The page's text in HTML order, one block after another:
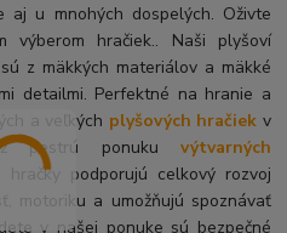
u mnohých dospelých. Oživte
hračiek.. Naši plyšoví
z mäkkých materiálov a mäkké
detailmi. Perfektné na hranie a
a veľkých plyšových hračiek v
pestrú ponuku výtvarných
hračky podporujú celkový rozvoj
motoriku a umožňujú spoznávať
v našej ponuke sú bezpečné